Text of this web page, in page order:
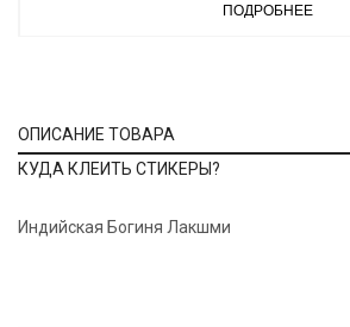
ПОДРОБНЕЕ
ОПИСАНИЕ ТОВАРА
КУДА КЛЕИТЬ СТИКЕРЫ?
Индийская Богиня Лакшми